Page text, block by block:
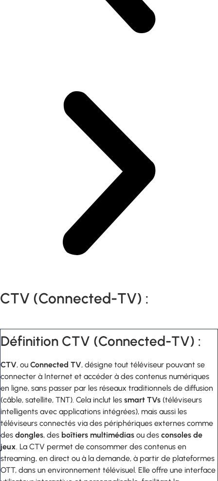
CTV (Connected-TV) :
Définition CTV (Connected-TV) :
CTV, ou Connected TV, désigne tout téléviseur pouvant se
connecter à Internet et accéder à des contenus numériques
en ligne, sans passer par les réseaux traditionnels de diffusion
(câble, satellite, TNT). Cela inclut les smart TVs (téléviseurs
intelligents avec applications intégrées), mais aussi les
téléviseurs connectés via des périphériques externes comme
des dongles, des boîtiers multimédias ou des consoles de
jeux. La CTV permet de consommer des contenus en
streaming, en direct ou à la demande, à partir de plateformes
OTT, dans un environnement télévisuel. Elle offre une interface